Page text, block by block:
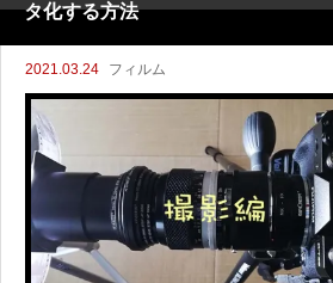
タ化する方法
2021.03.24 フィルム